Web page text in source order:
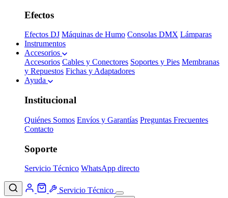
Efectos
Efectos DJ Máquinas de Humo Consolas DMX Lámparas
Instrumentos
Accesorios
Accesorios Cables y Conectores Soportes y Pies Membranas
y Repuestos Fichas y Adaptadores
Ayuda
Institucional
Quiénes Somos Envíos y Garantías Preguntas Frecuentes
Contacto
Soporte
Servicio Técnico WhatsApp directo
Servicio Técnico